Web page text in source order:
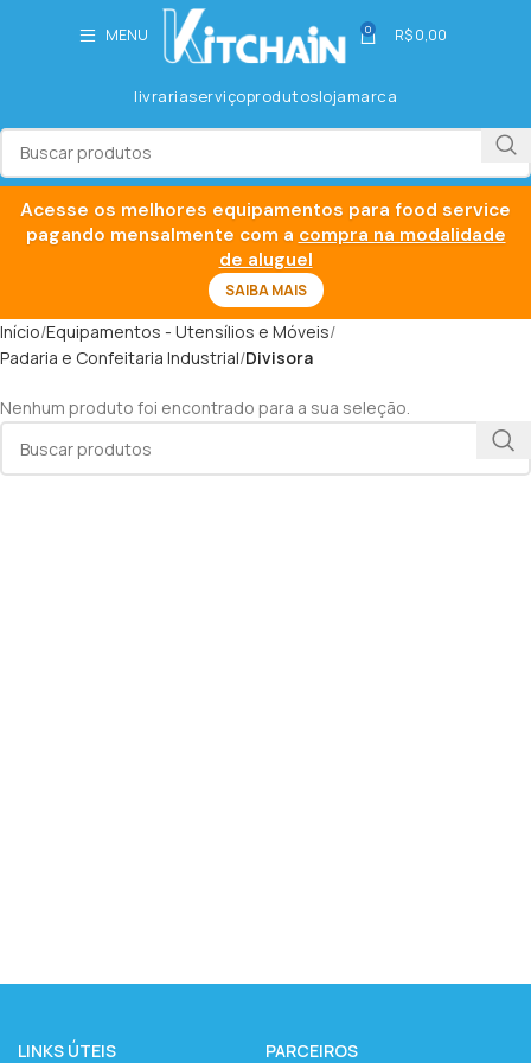
MENU 0 R$0,00
livrariaserviçoprodutoslojamarca
Início Equipamentos - Utensílios e Móveis
Padaria e Confeitaria Industrial Divisora
Nenhum produto foi encontrado para a sua seleção.
LINKS ÚTEIS PARCEIROS
Acesse os melhores equipamentos para food service
pagando mensalmente com a compra na modalidade
de aluguel
SAIBA MAIS